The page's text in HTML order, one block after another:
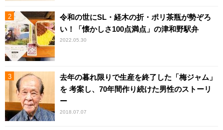
令和の世にSL・経木の折・ポリ茶瓶が勢ぞろ
い！「懐かしさ100点満点」の津和野駅弁
2022.05.30
去年の暮れ限りで生産を終了した「梅ジャム」
を 考案し、70年間作り続けた男性のストーリ
ー
2018.07.07